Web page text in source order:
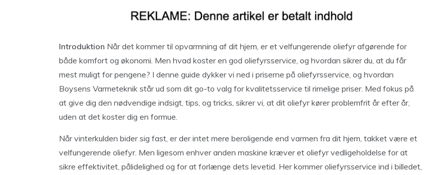
Introduktion Når det kommer til opvarmning af dit hjem, er et velfungerende oliefyr afgørende for
både komfort og økonomi. Men hvad koster en god oliefyrsservice, og hvordan sikrer du, at du får
mest muligt for pengene? I denne guide dykker vi ned i priserne på oliefyrsservice, og hvordan
Boysens Varmeteknik står ud som dit go-to valg for kvalitetsservice til rimelige priser. Med fokus på
at give dig den nødvendige indsigt, tips, og tricks, sikrer vi, at dit oliefyr kører problemfrit år efter år,
uden at det koster dig en formue.
Når vinterkulden bider sig fast, er der intet mere beroligende end varmen fra dit hjem, takket være et
velfungerende oliefyr. Men ligesom enhver anden maskine kræver et oliefyr vedligeholdelse for at
sikre effektivitet, pålidelighed og for at forlænge dets levetid. Her kommer oliefyrsservice ind i billedet,